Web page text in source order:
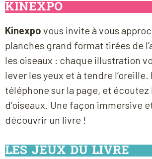
KINEXPO
Kinexpo vous invite à vous
planches grand format tirées de
les oiseaux : chaque illustration
lever les yeux et à tendre
téléphone sur la page, et écoutez
d’oiseaux. Une façon immersive
découvrir un livre !
LES JEUX DU LIVRE